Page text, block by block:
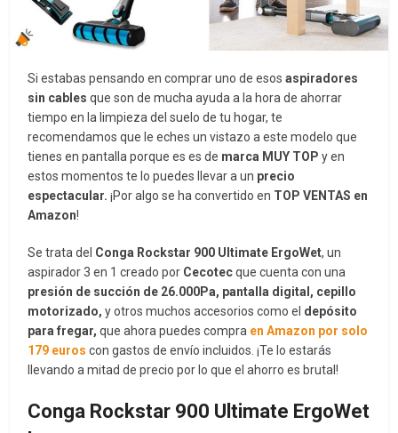
Si estabas pensando en comprar uno de esosaspiradores
sin cablesque son de mucha ayuda a la hora de ahorrar
tiempo en la limpieza del suelo de tu hogar, te
recomendamos que le eches un vistazo a este modelo que
tienes en pantalla porque es es de marca MUY TOPy en
estos momentos te lo puedes llevar a un precio
espectacular. ¡Por algo se ha convertido en TOP VENTAS en
Amazon!
Se trata del Conga Rockstar 900 Ultimate ErgoWet, un
aspirador 3 en 1 creado por Cecotecque cuenta con una
presión de succión de 26.000Pa, pantalla digital, cepillo
motorizado, y otros muchos accesorios como el depósito
para fregar, que ahora puedes compra en Amazon por solo
179 euros con gastos de envío incluidos. ¡Te lo estarás
llevando a mitad de precio por lo que el ahorro es brutal!
Conga Rockstar 900 Ultimate ErgoWet